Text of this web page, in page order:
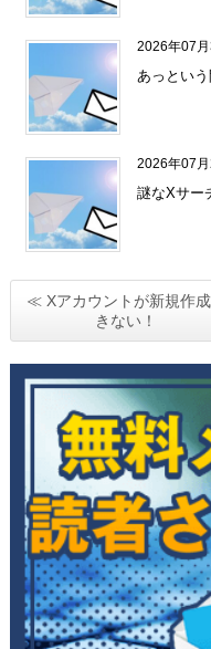
2026年07月
あっという
2026年07月
謎なXサー
≪ Xアカウントが新規作
きない！